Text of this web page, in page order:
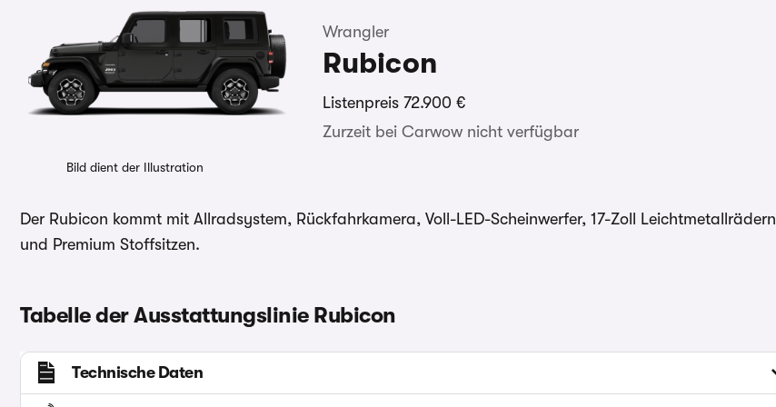
Bild dient der Illustration
Wrangler
Rubicon
Listenpreis 72.900 €
Zurzeit bei Carwow nicht verfügbar
Der Rubicon kommt mit Allradsystem, Rückfahrkamera, Voll-LED-Scheinwerfer, 17-Zoll Leichtmetallrädern
und Premium Stoffsitzen.
Tabelle der Ausstattungslinie Rubicon
Technische Daten